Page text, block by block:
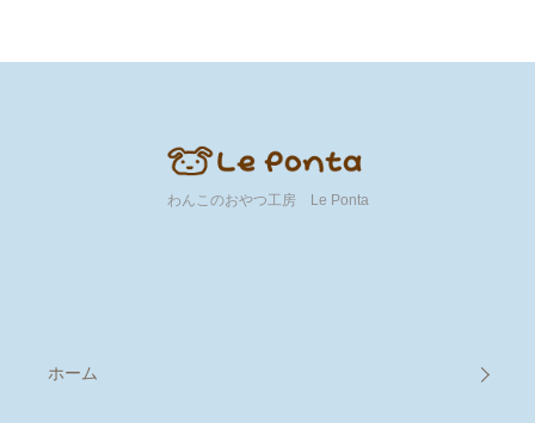
わんこのおやつ工房 Le Ponta
ホーム